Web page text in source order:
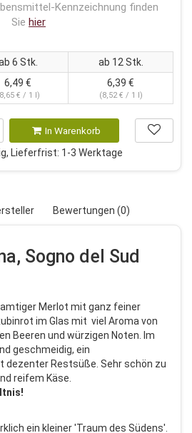
Kennzeichnung finden
Sie hier
6 Stk. ab 12 Stk.
6,49 €
€ / 1 l)
6,39 €
(8,52 € / 1 l)
In Warenkorb
Lieferfrist: 1-3 Werktage
Bewertungen (0)
Sogno del Sud
Merlot mit ganz feiner
im Glas mit viel Aroma von
Beeren und würzigen Noten. Im
geschmeidig, ein
dezenter Restsüße. Sehr schön zu
reifem Käse.
ein kleiner 'Traum des Südens'.